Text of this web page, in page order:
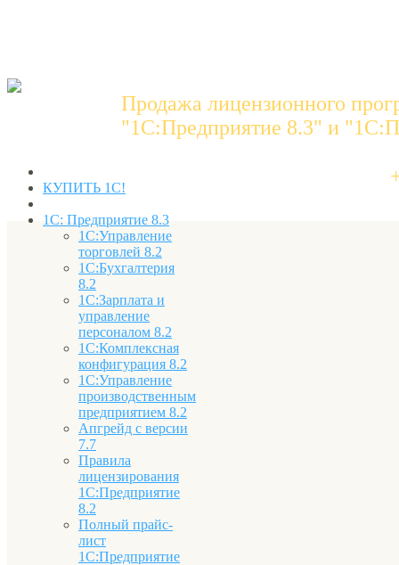
Продажа лицензионного
"1C:Предприятие 8.3" и
КУПИТЬ 1С!
1С: Предприятие 8.3
1С:Управление
торговлей 8.2
1С:Бухгалтерия
8.2
1С:Зарплата и
управление
персоналом 8.2
1С:Комплексная
конфигурация 8.2
1С:Управление
производственным
предприятием 8.2
Апгрейд с версии
7.7
Правила
лицензирования
1С:Предприятие
8.2
Полный прайс-
лист
1С:Предприятие